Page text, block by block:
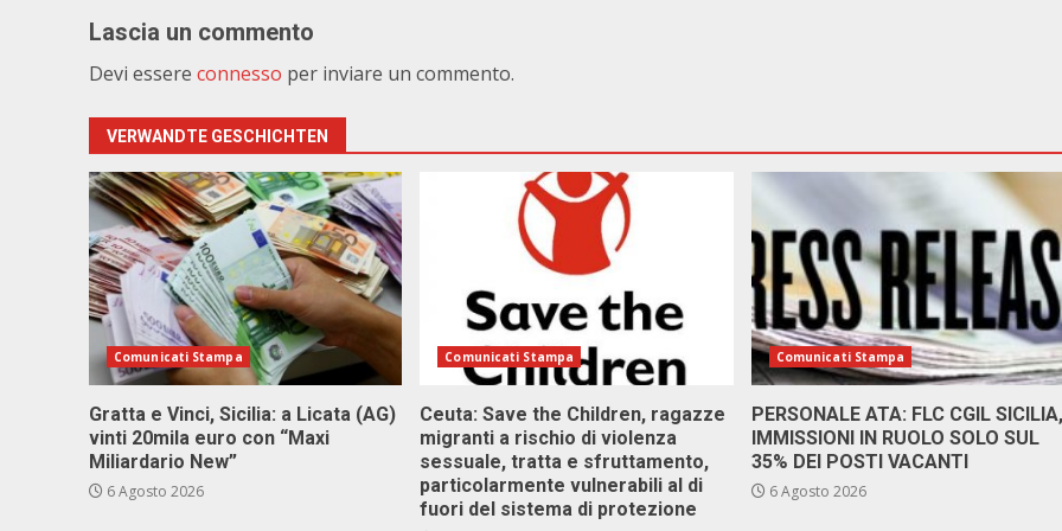
Lascia un commento
Devi essere connesso per inviare un commento.
VERWANDTE GESCHICHTEN
Comunicati Stampa
Gratta e Vinci, Sicilia: a Licata (AG)
vinti 20mila euro con “Maxi
Miliardario New”
6 Agosto 2026
Comunicati Stampa
Ceuta: Save the Children, ragazze
migranti a rischio di violenza
sessuale, tratta e sfruttamento,
particolarmente vulnerabili al di
fuori del sistema di protezione
Comunicati Stampa
PERSONALE ATA: FLC CGIL SICILIA,
IMMISSIONI IN RUOLO SOLO SUL
35% DEI POSTI VACANTI
6 Agosto 2026